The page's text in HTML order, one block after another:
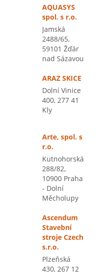
AQUASYS
spol. s r.o.
Jamská
2488/65,
59101 Žďár
nad Sázavou
ARAZ SKICE
Dolní Vinice
400, 277 41
Kly
Arte, spol. s
r.o.
Kutnohorská
288/82,
10900 Praha
- Dolní
Měcholupy
Ascendum
Stavební
stroje Czech
s.r.o.
Plzeňská
430, 267 12